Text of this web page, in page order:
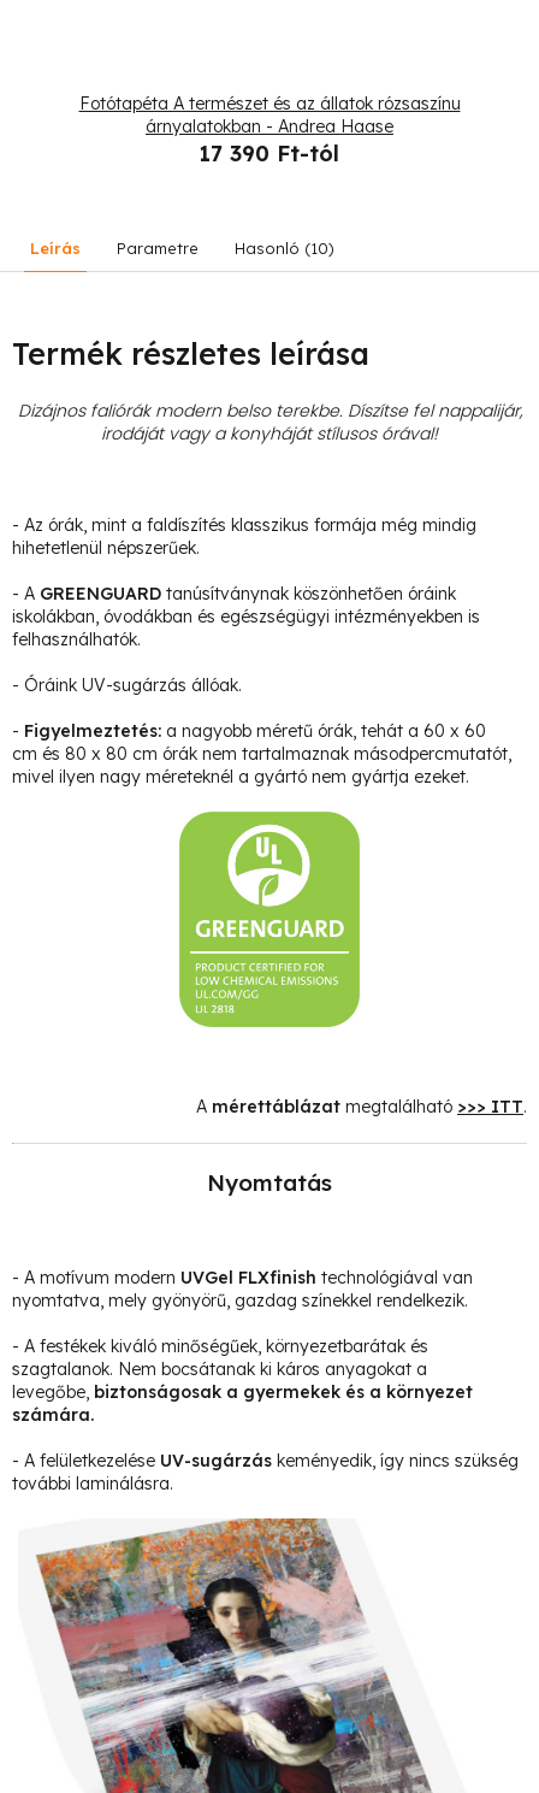
Fotótapéta A természet és az állatok rózsaszínu
árnyalatokban - Andrea Haase
17 390 Ft-tól
Leírás Parametre Hasonló (10)
Termék részletes leírása
Dizájnos faliórák modern belso terekbe. Díszítse fel nappalijár,
irodáját vagy a konyháját stílusos órával!
- Az órák, mint a faldíszítés klasszikus formája még mindig
hihetetlenül népszerűek.
- A GREENGUARD tanúsítványnak köszönhetően óráink
iskolákban, óvodákban és egészségügyi intézményekben is
felhasználhatók.
- Óráink UV-sugárzás állóak.
- Figyelmeztetés: a nagyobb méretű órák, tehát a 60 x 60
cm és 80 x 80 cm órák nem tartalmaznak másodpercmutatót,
mivel ilyen nagy méreteknél a gyártó nem gyártja ezeket.
A mérettáblázat megtalálható >>> ITT.
Nyomtatás
- A motívum modern UVGel FLXfinish technológiával van
nyomtatva, mely gyönyörű, gazdag színekkel rendelkezik.
- A festékek kiváló minőségűek, környezetbarátak és
szagtalanok. Nem bocsátanak ki káros anyagokat a
levegőbe, biztonságosak a gyermekek és a környezet
számára.
- A felületkezelése UV-sugárzás keményedik, így nincs szükség
további laminálásra.